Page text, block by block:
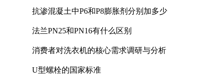
抗渗混凝土中P6和P8膨胀剂分别加多少
法兰PN25和PN16有什么区别
消费者对洗衣机的核心需求调研与分析
U型螺栓的国家标准